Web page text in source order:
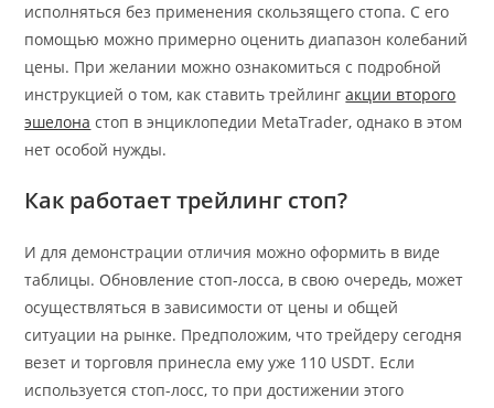
исполняться без применения скользящего стопа. С его
помощью можно примерно оценить диапазон колебаний
цены. При желании можно ознакомиться с подробной
инструкцией о том, как ставить трейлингакции второго
эшелона стоп в энциклопедии MetaTrader, однако в этом
нет особой нужды.
Как работает трейлинг стоп?
И для демонстрации отличия можно оформить в виде
таблицы. Обновление стоп-лосса, в свою очередь, может
осуществляться в зависимости от цены и общей
ситуации на рынке. Предположим, что трейдеру сегодня
везет и торговля принесла ему уже 110 USDT. Если
используется стоп-лосс, то при достижении этого